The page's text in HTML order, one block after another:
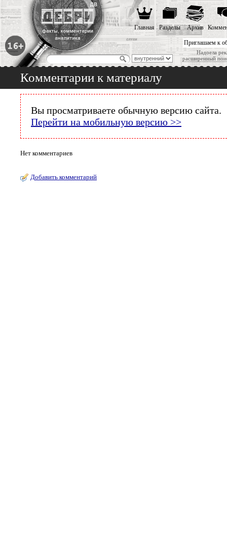
Приглашаем к
Надоела
расширенный
Главная Разделы Архив
Комментарии к материалу
Вы просматриваете обычную версию сайта.
Перейти на мобильную версию >>
Нет комментариев
Добавить комментарий